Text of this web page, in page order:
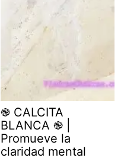
֎ CALCITA
BLANCA ֎ |
Promueve la
claridad mental